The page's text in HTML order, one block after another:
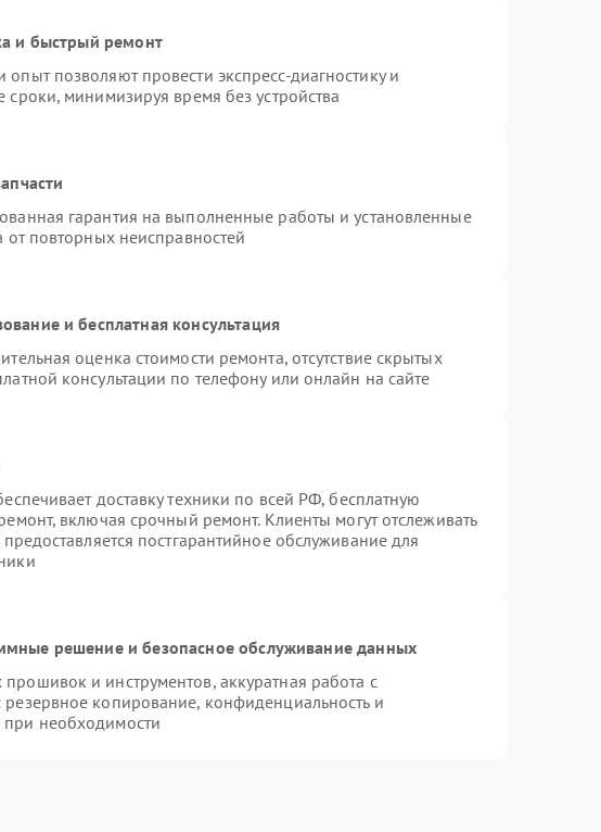
и быстрый ремонт
позволяют провести экспресс-диагностику и
сроки, минимизируя время без устройства
гарантия на выполненные работы и установленные
от повторных неисправностей
и бесплатная консультация
оценка стоимости ремонта, отсутствие скрытых
консультации по телефону или онлайн на сайте
доставку техники по всей РФ, бесплатную
включая срочный ремонт. Клиенты могут отслеживать
постгарантийное обслуживание для
решение и безопасное обслуживание данных
и инструментов, аккуратная работа с
копирование, конфиденциальность и
необходимости